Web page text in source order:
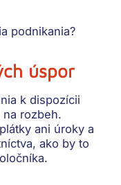
podnikania?
úspor
k dispozícii
rozbeh.
ani úroky a
, ako by to